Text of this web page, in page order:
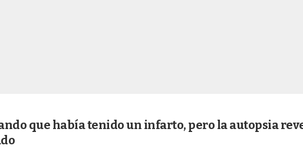
que había tenido un infarto, pero la autopsia